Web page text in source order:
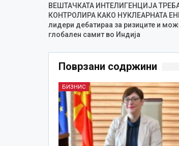
ВЕШТАЧКАТА ИНТЕЛИГЕНЦИЈА
КОНТРОЛИРА КАКО НУКЛЕАРНАТА
лидери дебатираа за ризиците и
глобален самит во Индија
Поврзани содржини
БИЗНИС